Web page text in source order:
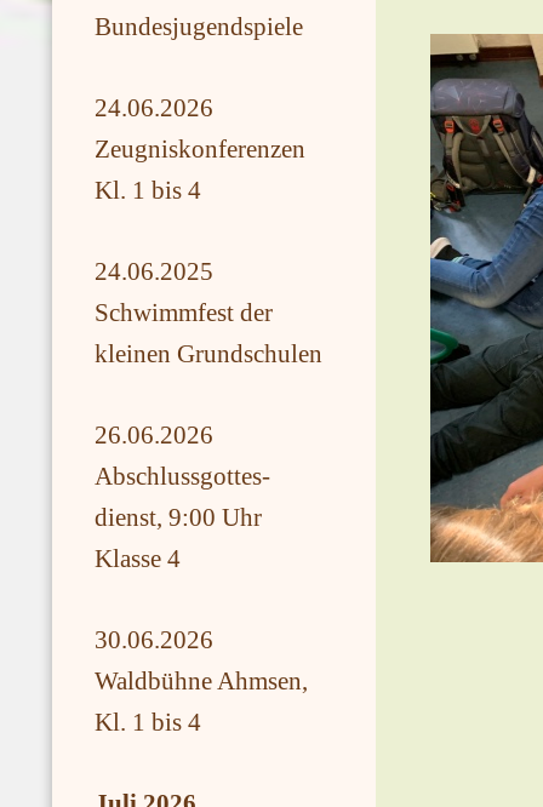
Bundesjugendspiele
24.06.2026
Zeugniskonferenzen
Kl. 1 bis 4
24.06.2025
Schwimmfest der
kleinen Grundschulen
26.06.2026
Abschlussgottes-
dienst, 9:00 Uhr
Klasse 4
30.06.2026
Waldbühne Ahmsen,
Kl. 1 bis 4